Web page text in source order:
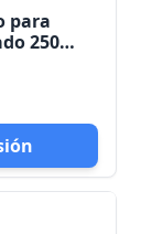
para
250